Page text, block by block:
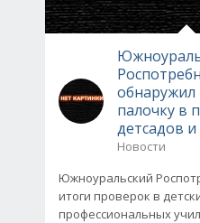
палочку в
детсадов
Новости
Южноуральский
итоги проверок в
профессиональных